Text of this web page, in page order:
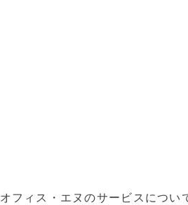
オフィス・エヌのサービスにつ